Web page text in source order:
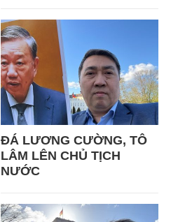
ĐÁ LƯƠNG CƯỜNG, TÔ
LÂM LÊN CHỦ TỊCH
NƯỚC